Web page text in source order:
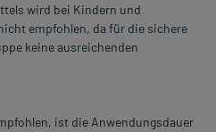
wird bei Kindern und
empfohlen, da für die sichere
keine ausreichenden
ist die Anwendungsdauer